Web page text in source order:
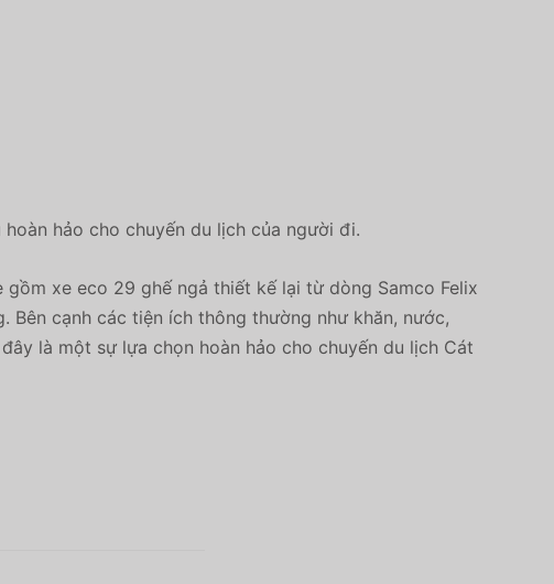
hảo cho chuyến du lịch của người đi.
xe eco 29 ghế ngả thiết kế lại từ dòng Samco Felix
cạnh các tiện ích thông thường như khăn, nước,
là một sự lựa chọn hoàn hảo cho chuyến du lịch Cát